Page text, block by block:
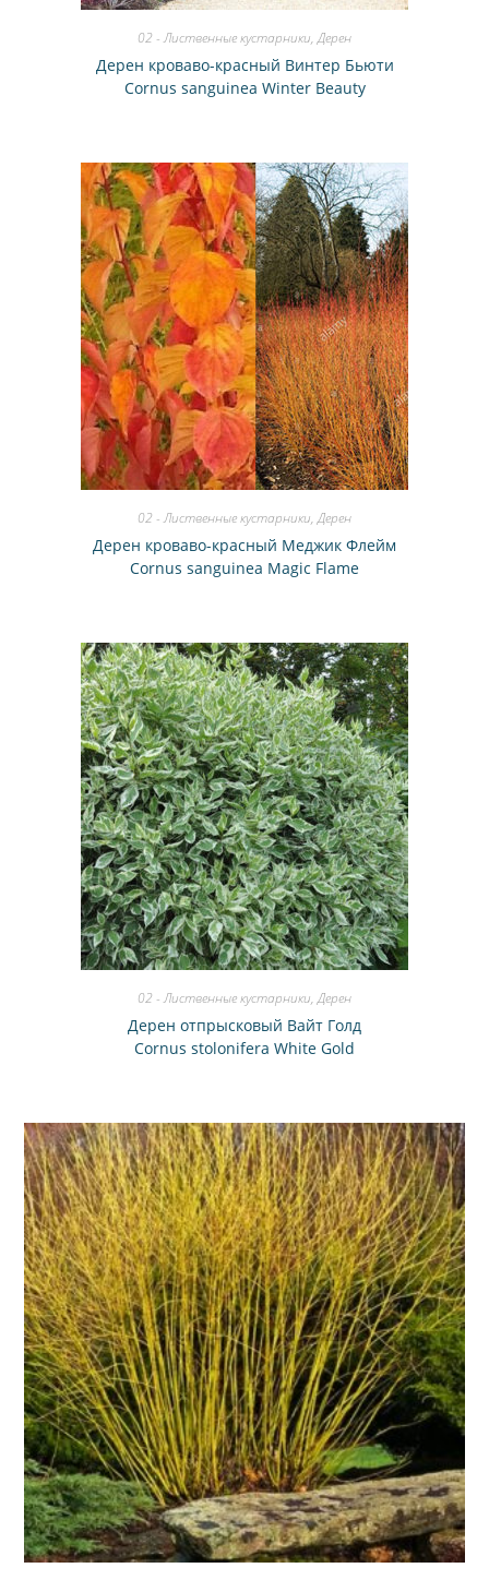
02 - Лиственные кустарники, Дерен
Дерен кроваво-красный Винтер Бьюти
Cornus sanguinea Winter Beauty
02 - Лиственные кустарники, Дерен
Дерен кроваво-красный Меджик Флейм
Cornus sanguinea Magic Flame
02 - Лиственные кустарники, Дерен
Дерен отпрысковый Вайт Голд
Cornus stolonifera White Gold